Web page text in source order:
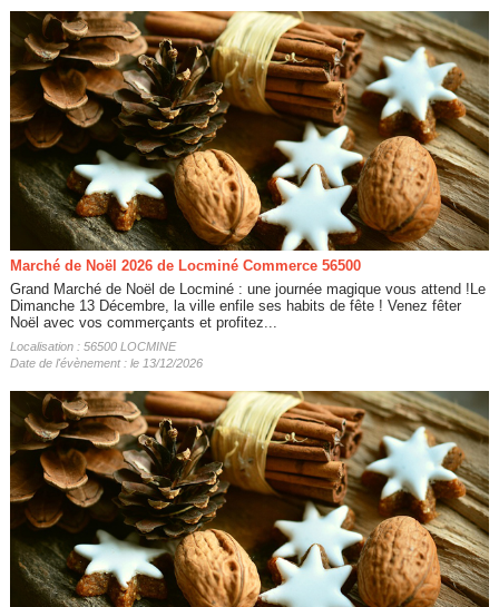
Marché de Noël 2026 de Locminé Commerce 56500
Grand Marché de Noël de Locminé : une journée magique vous attend !Le
Dimanche 13 Décembre, la ville enfile ses habits de fête ! Venez fêter
Noël avec vos commerçants et profitez...
Localisation : 56500 LOCMINE
Date de l'évènement : le 13/12/2026